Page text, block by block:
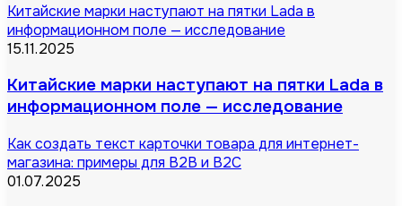
Китайские марки наступают на пятки Lada в
информационном поле — исследование
15.11.2025
Китайские марки наступают на пятки Lada в
информационном поле — исследование
Как создать текст карточки товара для интернет-
магазина: примеры для B2B и B2C
01.07.2025